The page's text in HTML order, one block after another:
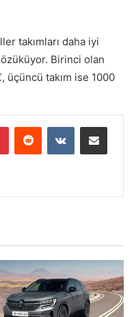
takımları daha iyi
Birinci olan
üçüncü takım ise 1000